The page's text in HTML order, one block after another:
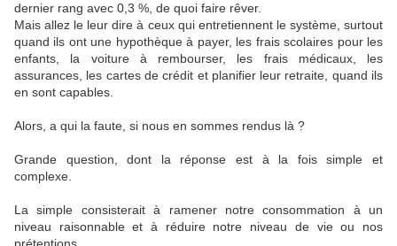
dernier rang avec 0,3 %, de quoi faire rêver.
Mais allez le leur dire à ceux qui entretiennent le système, surtout
quand ils ont une hypothèque à payer, les frais scolaires pour les
enfants, la voiture à rembourser, les frais médicaux, les
assurances, les cartes de crédit et planifier leur retraite, quand ils
en sont capables.
Alors, a qui la faute, si nous en sommes rendus là ?
Grande question, dont la réponse est à la fois simple et
complexe.
La simple consisterait à ramener notre consommation à un
niveau raisonnable et à réduire notre niveau de vie ou nos